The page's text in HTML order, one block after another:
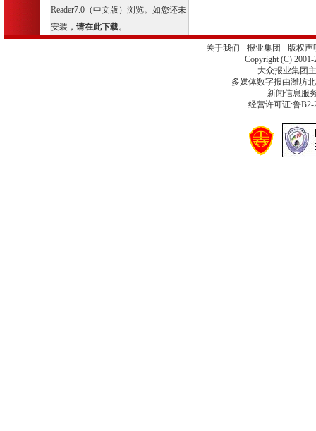
Reader7.0（中文版）浏览。如您还未
安装， 请在此下载。
关于我们 - 报业集团 - 版权声
Copyright (C) 2001-
大众报业集团
多媒体数字报由潍坊
新闻信息服
经营许可证:鲁B2-